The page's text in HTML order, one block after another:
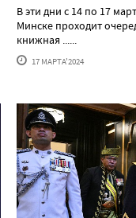
В эти дни с 14 по 17
Минске проходит
книжная ......
17 МАРТА'2024